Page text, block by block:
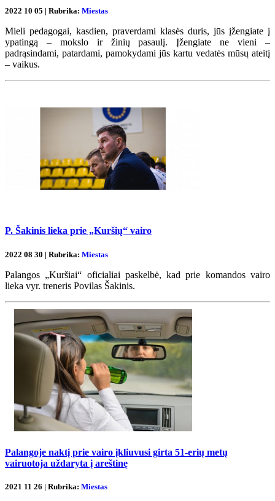
2022 10 05 | Rubrika: Miestas
Mieli pedagogai, kasdien, praverdami klasės duris, jūs įžengiate į
ypatingą – mokslo ir žinių pasaulį. Įžengiate ne vieni –
padrąsindami, patardami, pamokydami jūs kartu vedatės mūsų ateitį
– vaikus.
P. Šakinis lieka prie „Kuršių“ vairo
2022 08 30 | Rubrika: Miestas
Palangos „Kuršiai“ oficialiai paskelbė, kad prie komandos vairo
lieka vyr. treneris Povilas Šakinis.
Palangoje naktį prie vairo įkliuvusi girta 51-erių metų
vairuotoja uždaryta į areštinę
2021 11 26 | Rubrika: Miestas